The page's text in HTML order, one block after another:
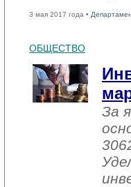
3 мая 2017 года •
ОБЩЕСТВО
За